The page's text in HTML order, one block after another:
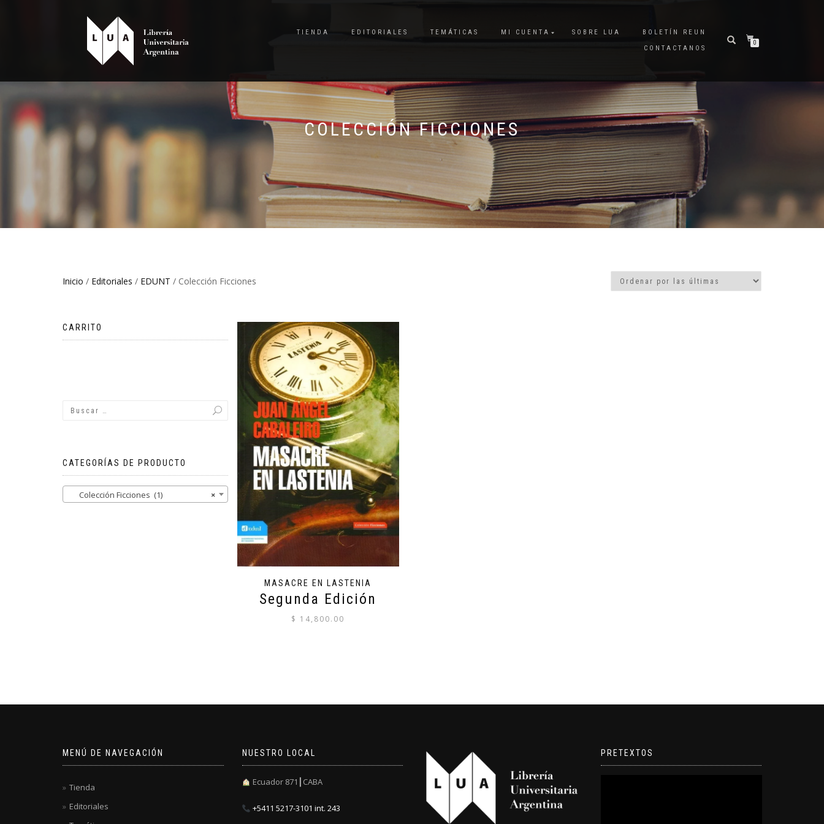
TIENDA EDITORIALES TEMÁTICAS MI CUENTA SOBRE LUA
BOLETÍN REUN
CONTACTANOS
0
COLECCIÓN FICCIONES
Inicio / Editoriales / EDUNT / Colección Ficciones
MASACRE EN LASTENIA
Segunda Edición
$ 14,800.00
CARRITO
CATEGORÍAS DE PRODUCTO
×
Colección Ficciones (1)
MENÚ DE NAVEGACIÓN
Tienda
Editoriales
NUESTRO LOCAL
Ecuador 871┃CABA
+5411 5217-3101 int. 243
PRETEXTOS